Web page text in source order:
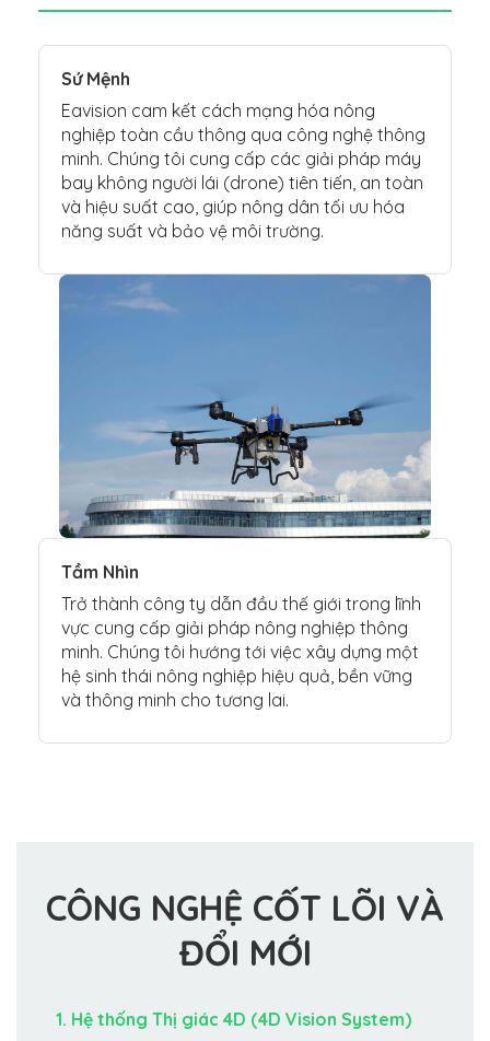
Sứ Mệnh
Eavision cam kết cách mạng hóa nông
nghiệp toàn cầu thông qua công nghệ thông
minh. Chúng tôi cung cấp các giải pháp máy
bay không người lái (drone) tiên tiến, an toàn
và hiệu suất cao, giúp nông dân tối ưu hóa
năng suất và bảo vệ môi trường.
Tầm Nhìn
Trở thành công ty dẫn đầu thế giới trong lĩnh
vực cung cấp giải pháp nông nghiệp thông
minh. Chúng tôi hướng tới việc xây dựng một
hệ sinh thái nông nghiệp hiệu quả, bền vững
và thông minh cho tương lai.
CÔNG NGHỆ CỐT LÕI VÀ
ĐỔI MỚI
1. Hệ thống Thị giác 4D (4D Vision System)